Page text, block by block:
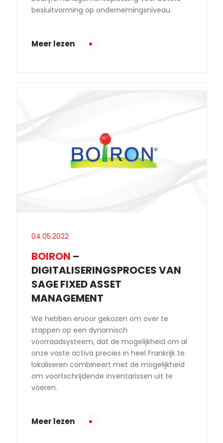
besluitvorming op ondernemingsniveau.
Meer lezen
04.05.2022
BOIRON –
DIGITALISERINGSPROCES VAN
SAGE FIXED ASSET
MANAGEMENT
We hebben ervoor gekozen om over te
stappen op een dynamisch
voorraadsysteem, dat de mogelijkheid om al
onze vaste activa precies in heel Frankrijk te
lokaliseren combineert met de mogelijkheid
om voortschrijdende inventarissen uit te
voeren.
Meer lezen